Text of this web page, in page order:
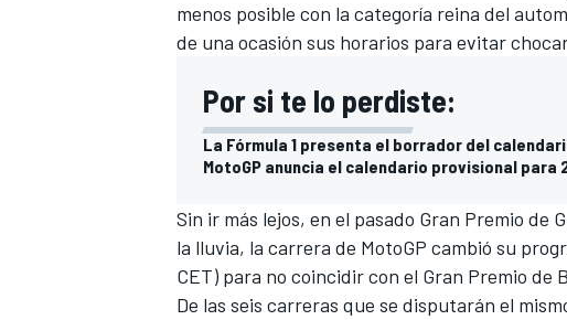
menos posible con la categoría reina del
de una ocasión sus horarios para evitar
Por si te lo perdiste:
La Fórmula 1 presenta el borrador del
MotoGP anuncia el calendario provisional para
Sin ir más lejos, en el pasado Gran Premio
la lluvia, la carrera de MotoGP cambió su
CET) para no coincidir con el Gran Premio de
De las seis carreras que se disputarán el